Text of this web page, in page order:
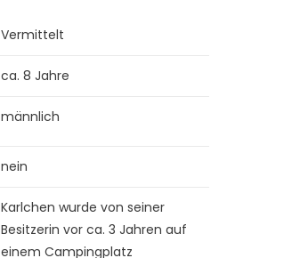
Vermittelt
ca. 8 Jahre
männlich
nein
Karlchen wurde von seiner
Besitzerin vor ca. 3 Jahren auf
einem Campingplatz